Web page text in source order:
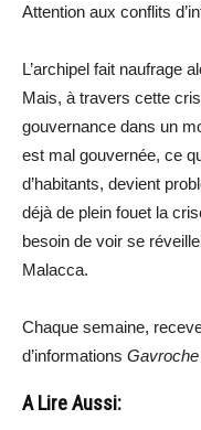
Attention aux conflits
L’archipel fait naufrage
Mais, à travers cette
gouvernance dans un
est mal gouvernée, ce
d’habitants, devient
déjà de plein fouet la
besoin de voir se
Malacca.
Chaque semaine,
d’informations
A Lire Aussi: